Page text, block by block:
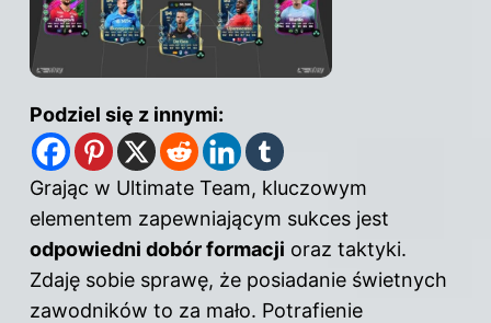
Podziel się z innymi:
Grając w Ultimate Team, kluczowym
elementem zapewniającym sukces jest
odpowiedni dobór formacji oraz taktyki.
Zdaję sobie sprawę, że posiadanie świetnych
zawodników to za mało. Potrafienie